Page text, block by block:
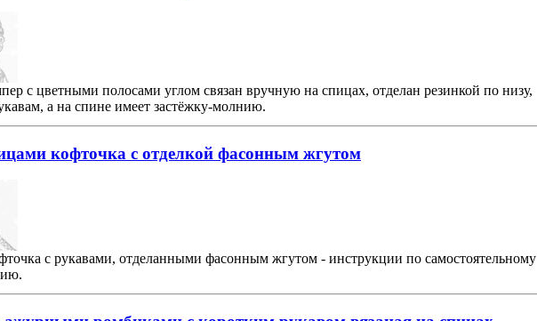
с цветными полосами углом связан вручную на спицах, отделан резинкой по низу,
а на спине имеет застёжку-молнию.
кофточка с отделкой фасонным жгутом
с рукавами, отделанными фасонным жгутом - инструкции по самостоятельному